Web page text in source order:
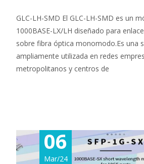
GLC-LH-SMD El GLC-LH-SMD es un
1000BASE-LX/LH diseñado para
sobre fibra óptica monomodo.Es una
ampliamente utilizada en redes
metropolitanos y centros de
06
Mar/24